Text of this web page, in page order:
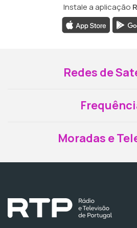
Instale a aplicação
Redes de
Moradas e